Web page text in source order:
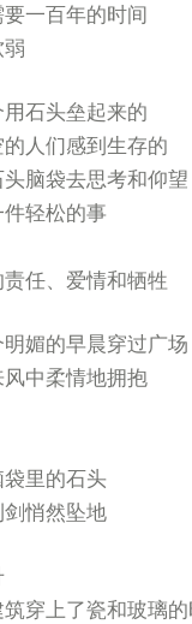
一百年的时间
石头垒起来的
人们感到生存的
脑袋去思考和仰望
轻松的事
任、爱情和牺牲
媚的早晨穿过广场
中柔情地拥抱
里的石头
悄然坠地
穿上了瓷和玻璃